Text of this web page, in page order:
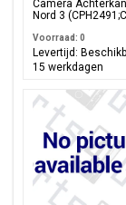
Camera
Nord 3
Voorraad: 0
Levertijd:
15 werkdagen